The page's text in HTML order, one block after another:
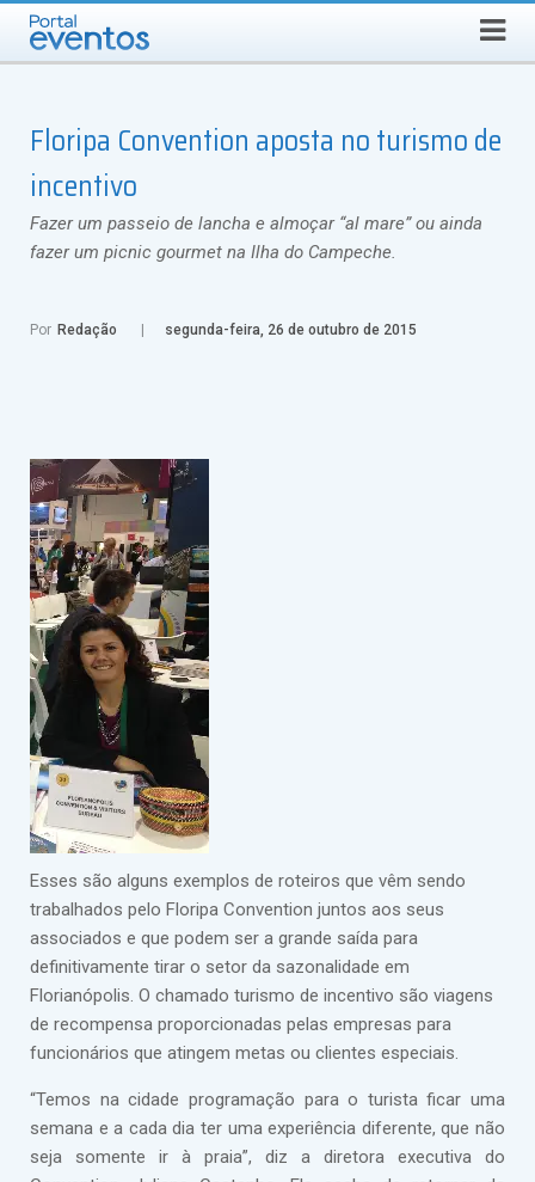
Select Language ▼
Floripa Convention aposta no turismo de
incentivo
Fazer um passeio de lancha e almoçar “al mare” ou ainda
fazer um picnic gourmet na Ilha do Campeche.
Por Redação segunda-feira, 26 de outubro de 2015
Esses são alguns exemplos de roteiros que vêm sendo
trabalhados pelo Floripa Convention juntos aos seus
associados e que podem ser a grande saída para
definitivamente tirar o setor da sazonalidade em
Florianópolis. O chamado turismo de incentivo são viagens
de recompensa proporcionadas pelas empresas para
funcionários que atingem metas ou clientes especiais.
“Temos na cidade programação para o turista ficar uma
semana e a cada dia ter uma experiência diferente, que não
seja somente ir à praia”, diz a diretora executiva do